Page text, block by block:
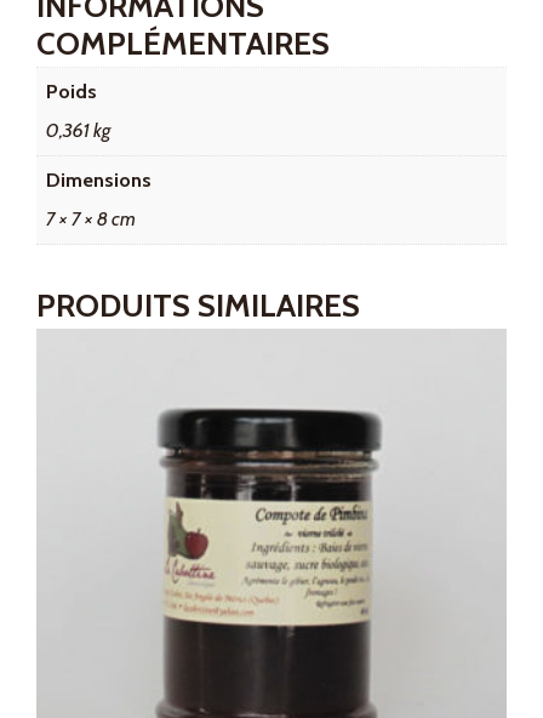
COMPLÉMENTAIRES
Poids
0,361 kg
Dimensions
7 × 7 × 8 cm
PRODUITS SIMILAIRES